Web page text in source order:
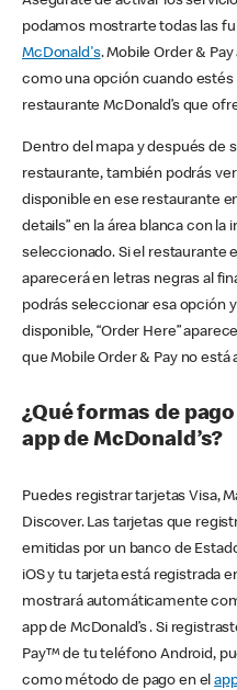
podamos mostrarte todas las
McDonald's. Mobile Order &
como una opción cuando estés
restaurante McDonald’s que
Dentro del mapa y después de
restaurante, también podrás
disponible en ese restaurante
details” en la área blanca con
seleccionado. Si el restaurante
aparecerá en letras negras al
podrás seleccionar esa opción
disponible, “Order Here”
que Mobile Order & Pay no
¿Qué formas de
app de McDonald’s?
Puedes registrar tarjetas Visa,
Discover. Las tarjetas que
emitidas por un banco de
iOS y tu tarjeta está registrada
mostrará automáticamente
app de McDonald’s . Si
Pay™ de tu teléfono Android,
como método de pago en el